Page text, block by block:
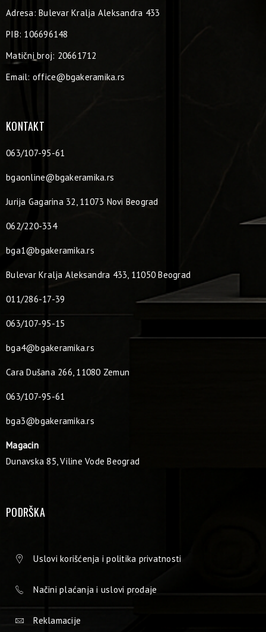
Adresa: Bulevar Kralja Aleksandra 433
PIB: 106696148
Matični broj: 20661712
Email: office@bgakeramika.rs
KONTAKT
063/107-95-61
bgaonline@bgakeramika.rs
Jurija Gagarina 32, 11073 Novi Beograd
062/220-334
bga1@bgakeramika.rs
Bulevar Kralja Aleksandra 433, 11050 Beograd
011/286-17-39
063/107-95-15
bga4@bgakeramika.rs
Cara Dušana 266, 11080 Zemun
063/107-95-61
bga3@bgakeramika.rs
Magacin
Dunavska 85, Viline Vode Beograd
PODRŠKA
Uslovi korišćenja i politika privatnosti
Načini plaćanja i uslovi prodaje
Reklamacije